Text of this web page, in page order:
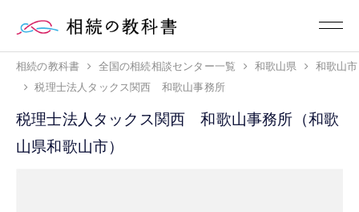
相続の教科書 全国の相続相談センター一覧 和歌山県
和歌山市
税理士法人タックス関西 和歌山事務所
税理士法人タックス関西 和歌山事務所（和歌
山県和歌山市）